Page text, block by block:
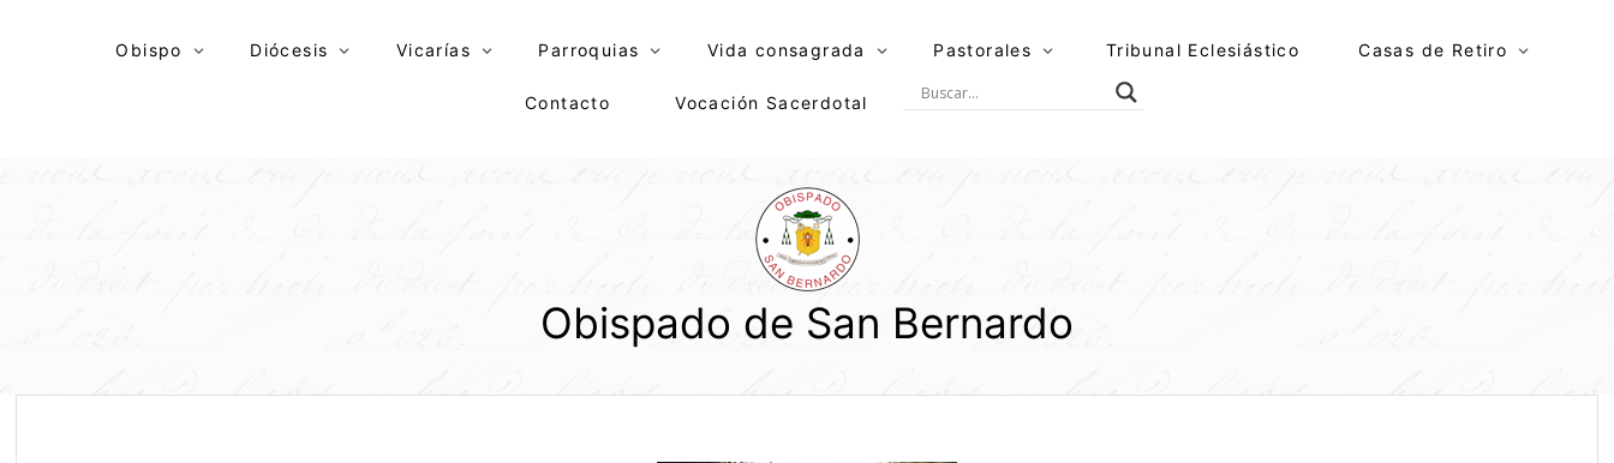
Obispo Diócesis Vicarías Parroquias Vida consagrada Pastorales Tribunal Eclesiástico Casas de Retiro
Contacto Vocación Sacerdotal
Obispado de San Bernardo